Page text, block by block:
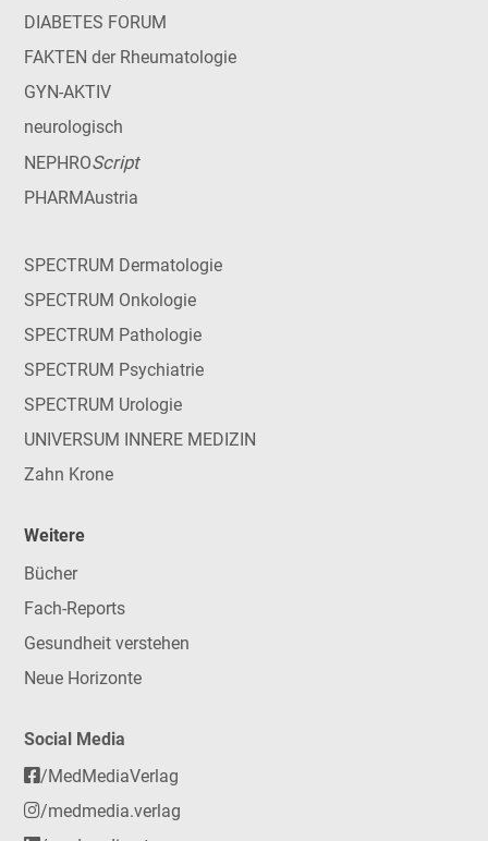
DIABETES FORUM
FAKTEN der Rheumatologie
GYN-AKTIV
neurologisch
NEPHROScript
PHARMAustria
SPECTRUM Dermatologie
SPECTRUM Onkologie
SPECTRUM Pathologie
SPECTRUM Psychiatrie
SPECTRUM Urologie
UNIVERSUM INNERE MEDIZIN
Zahn Krone
Weitere
Bücher
Fach-Reports
Gesundheit verstehen
Neue Horizonte
Social Media
/MedMediaVerlag
/medmedia.verlag